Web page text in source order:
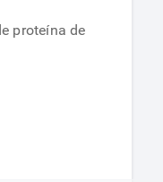
proteína de